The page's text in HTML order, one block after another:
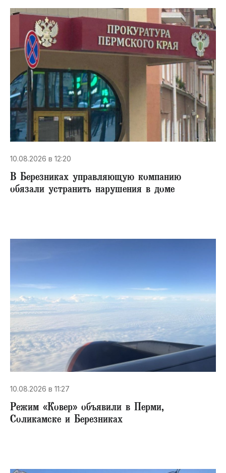
10.08.2026 в 12:20
В Березниках управляющую компанию
обязали устранить нарушения в доме
10.08.2026 в 11:27
Режим «Ковер» объявили в Перми,
Соликамске и Березниках